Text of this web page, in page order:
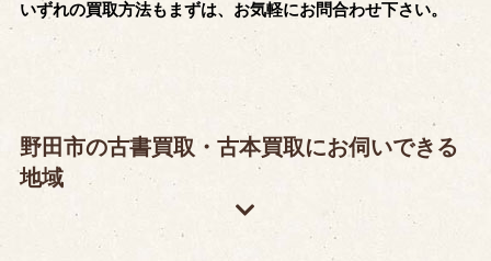
いずれの買取方法もまずは、お気軽にお問合わせ下さい。
野田市の古書買取・古本買取にお伺いできる
地域